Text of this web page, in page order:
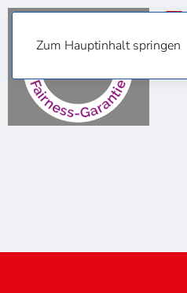
Zum Hauptinhalt springen